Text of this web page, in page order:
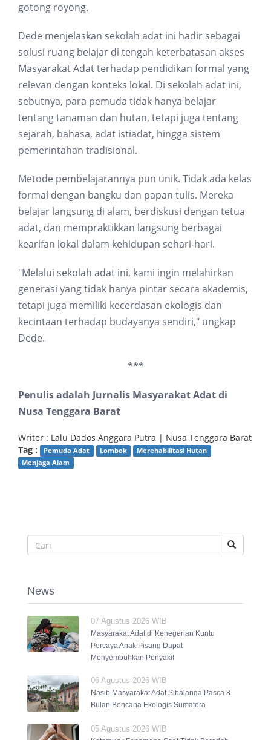
gotong royong.
Dede menjelaskan sekolah adat ini hadir sebagai
solusi ruang belajar di tengah keterbatasan akses
Masyarakat Adat terhadap pendidikan formal yang
relevan dengan konteks lokal. Di sekolah adat ini,
sebutnya, para pemuda tidak hanya belajar
tentang tanaman dan hutan, tetapi juga tentang
sejarah, bahasa, adat istiadat, hingga sistem
pemerintahan tradisional.
Metode pembelajarannya pun unik. Tidak ada kelas
formal dengan bangku dan papan tulis. Mereka
belajar langsung di alam, berdiskusi dengan tetua
adat, dan mempraktikkan langsung berbagai
kearifan lokal dalam kehidupan sehari-hari.
"Melalui sekolah adat ini, kami ingin melahirkan
generasi yang tidak hanya pintar secara akademis,
tetapi juga memiliki kecerdasan ekologis dan
kecintaan terhadap budayanya sendiri," ungkap
Dede.
***
Penulis adalah Jurnalis Masyarakat Adat di
Nusa Tenggara Barat
Writer : Lalu Dados Anggara Putra | Nusa Tenggara Barat
Tag :
Pemuda Adat Lombok
Merehabilitasi Hutan
Menjaga Alam
News
07 Agustus 2026 WIB
Masyarakat Adat di Kenegerian Kuntu
Percaya Anak Pisang Dapat
Menyembuhkan Penyakit
06 Agustus 2026 WIB
Nasib Masyarakat Adat Sibalanga Pasca 8
Bulan Bencana Ekologis Sumatera
05 Agustus 2026 WIB